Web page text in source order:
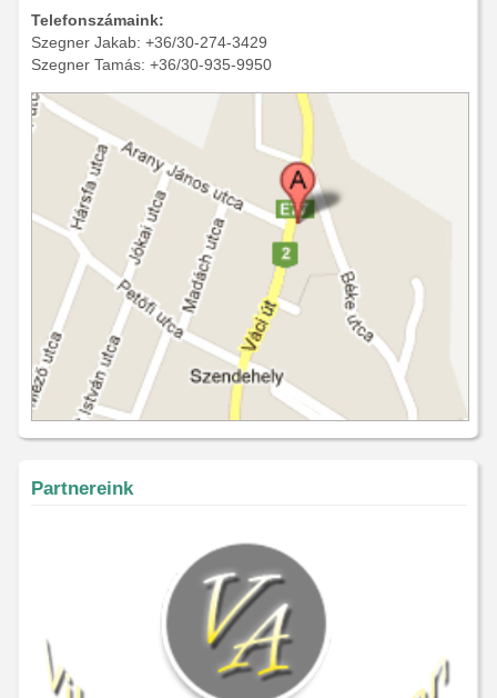
Telefonszámaink:
Szegner Jakab: +36/30-274-3429
Szegner Tamás: +36/30-935-9950
Partnereink